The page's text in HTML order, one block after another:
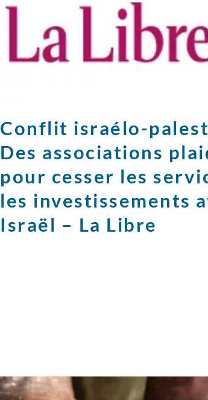
Conflit israélo-
Des associations
pour cesser les
les investissements
Israël – La Libre